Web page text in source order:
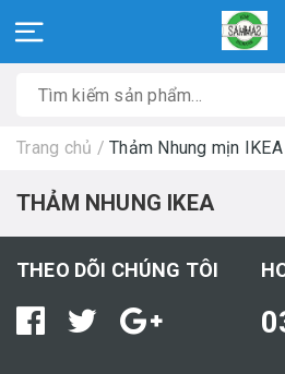
Trang chủ / Thảm Nhung mịn IKEA
THẢM NHUNG IKEA
THEO DÕI CHÚNG TÔI